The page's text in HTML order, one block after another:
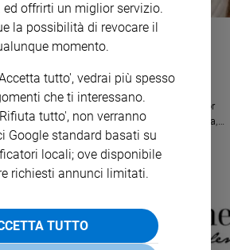
«Auguro alle donne di trovare
una carezza»
del mondo, perché essa le abbracci e
che arriva dall’Amore» è il messaggio di suor
Priora del Monastero Santa Rita da Cascia,
offrirti un miglior servizio.
la possibilità di revocare il
momento.
tutto', vedrai più spesso
che ti interessano.
tutto', non verranno
Google standard basati su
locali; ove disponibile
richiesti annunci limitati.
TUTTO